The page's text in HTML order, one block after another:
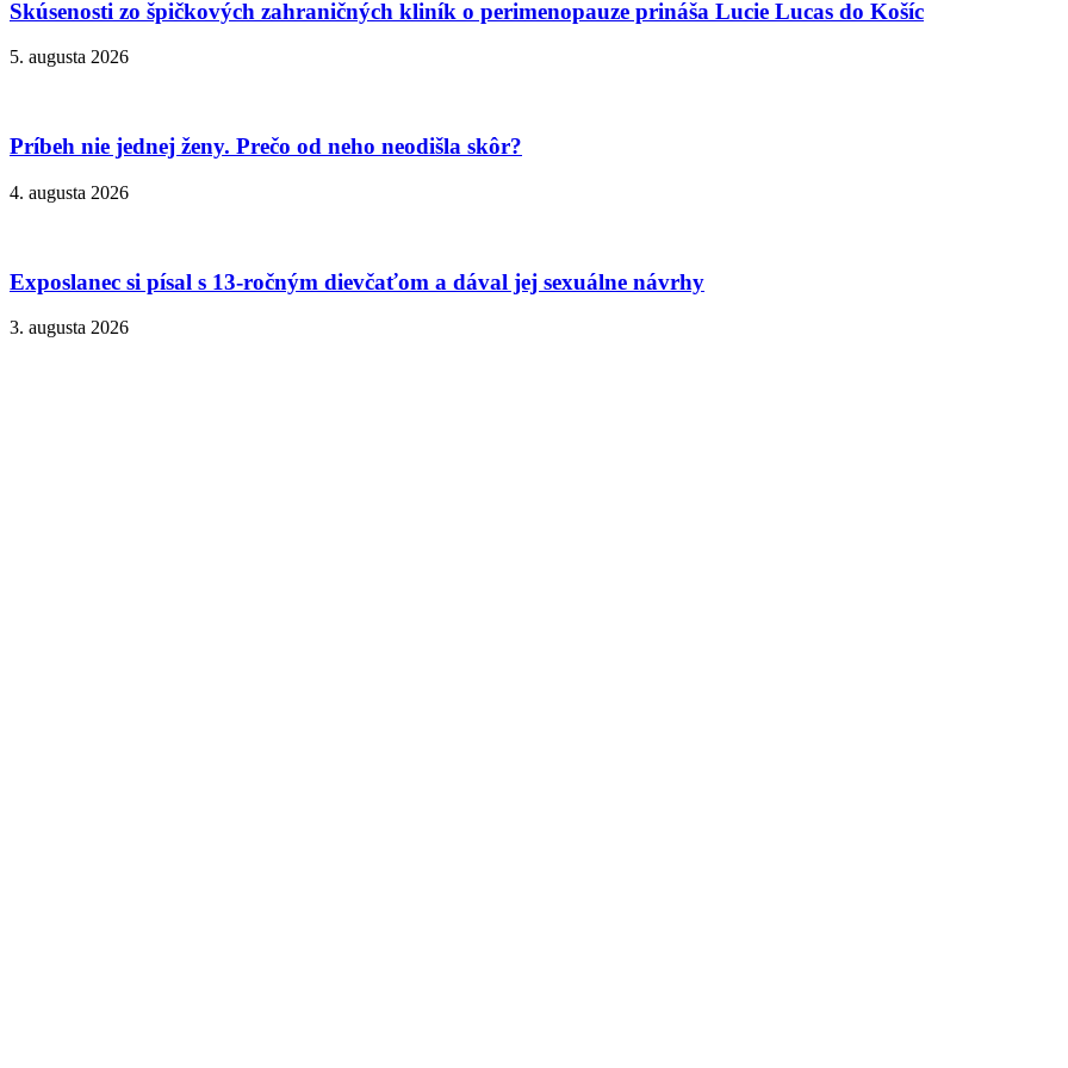
Skúsenosti zo špičkových zahraničných kliník o perimenopauze prináša Lucie Lucas do Košíc
5. augusta 2026
Príbeh nie jednej ženy. Prečo od neho neodišla skôr?
4. augusta 2026
Exposlanec si písal s 13-ročným dievčaťom a dával jej sexuálne návrhy
3. augusta 2026